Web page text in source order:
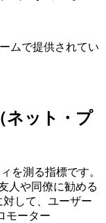
ムで提供されてい
ネット・プ
を測る指標です。
人や同僚に勧める
して、ユーザー
モーター